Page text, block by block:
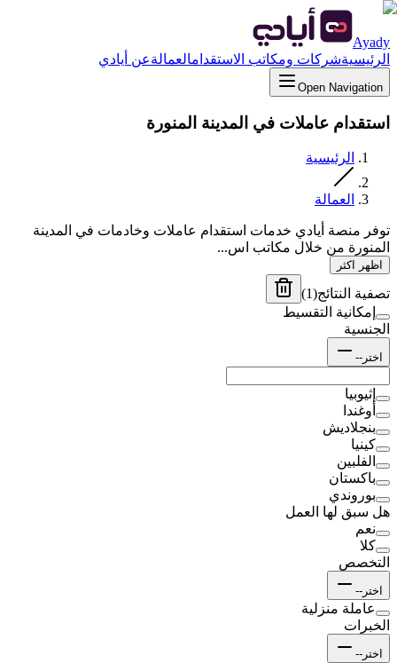
Ayady
الرئيسيةشركات ومكاتب الاستقدامالعمالةعن أيادي
Open Navigation
استقدام عاملات في المدينة المنورة
الرئيسية
العمالة
توفر منصة أيادي خدمات استقدام عاملات وخادمات في المدينة
المنورة من خلال مكاتب اس...
اظهر اكثر
تصفية النتائج(
1
)
إمكانية التقسيط
الجنسية
اختر--
إثيوبيا
أوغندا
بنجلاديش
كينيا
الفلبين
باكستان
بوروندي
هل سبق لها العمل
نعم
كلا
التخصص
اختر--
عاملة منزلية
الخبرات
اختر--